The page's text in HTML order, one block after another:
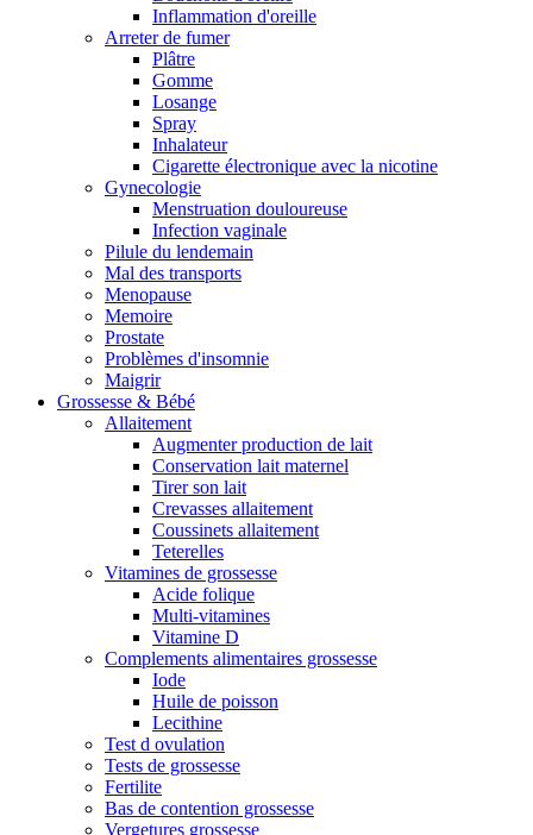
Inflammation d'oreille
Arreter de fumer
Plâtre
Gomme
Losange
Spray
Inhalateur
Cigarette électronique avec la nicotine
Gynecologie
Menstruation douloureuse
Infection vaginale
Pilule du lendemain
Mal des transports
Menopause
Memoire
Prostate
Problèmes d'insomnie
Maigrir
Grossesse & Bébé
Allaitement
Augmenter production de lait
Conservation lait maternel
Tirer son lait
Crevasses allaitement
Coussinets allaitement
Teterelles
Vitamines de grossesse
Acide folique
Multi-vitamines
Vitamine D
Complements alimentaires grossesse
Iode
Huile de poisson
Lecithine
Test d ovulation
Tests de grossesse
Fertilite
Bas de contention grossesse
Vergetures grossesse